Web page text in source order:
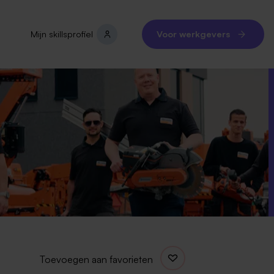
Mijn skillsprofiel Voor werkgevers
Toevoegen aan favorieten